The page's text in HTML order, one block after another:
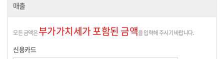
매출
모든 금액은부가가치세가 포함된 금액을 입력해 주시기 바랍니다.
신용카드